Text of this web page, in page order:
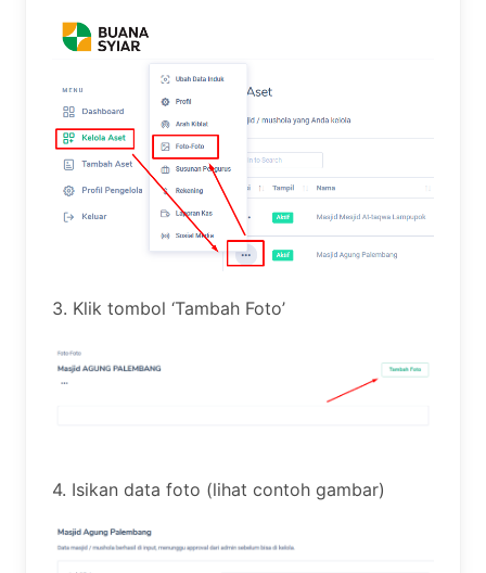
3. Klik tombol ‘Tambah Foto’
4. Isikan data foto (lihat contoh gambar)